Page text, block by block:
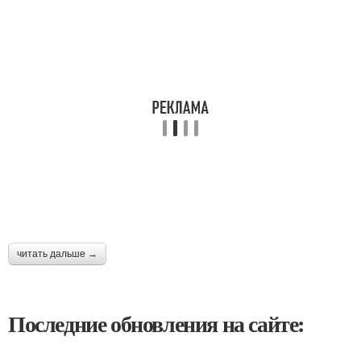
читать дальше →
Последние обновления на сайте: